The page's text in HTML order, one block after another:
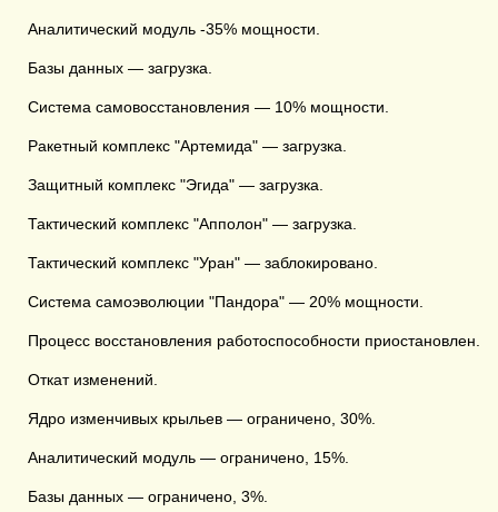
Аналитический модуль -35% мощности.
Базы данных — загрузка.
Система самовосстановления — 10% мощности.
Ракетный комплекс "Артемида" — загрузка.
Защитный комплекс "Эгида" — загрузка.
Тактический комплекс "Апполон" — загрузка.
Тактический комплекс "Уран" — заблокировано.
Система самоэволюции "Пандора" — 20% мощности.
Процесс восстановления работоспособности приостановлен.
Откат изменений.
Ядро изменчивых крыльев — ограничено, 30%.
Аналитический модуль — ограничено, 15%.
Базы данных — ограничено, 3%.